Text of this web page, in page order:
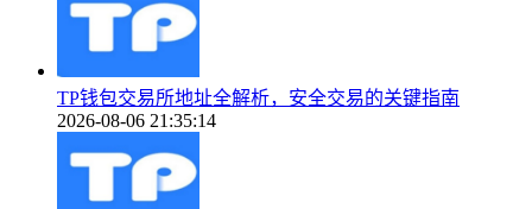
TP钱包交易所地址全解析，安全交易的关键指南
2026-08-06 21:35:14